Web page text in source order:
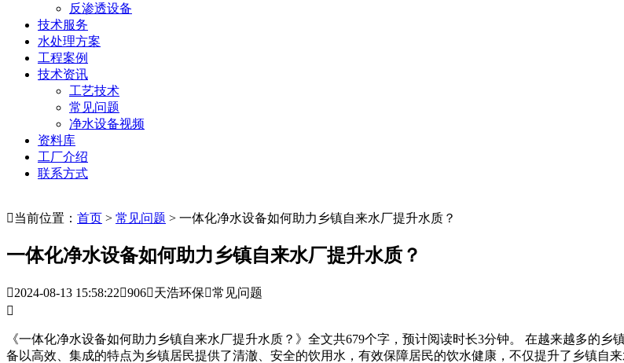
反渗透设备
技术服务
水处理方案
工程案例
技术资讯
工艺技术
常见问题
净水设备视频
资料库
工厂介绍
联系方式
当前位置： 首页 > 常见问题 > 一体化净水设备如何助力乡镇自来水厂提升水质？
一体化净水设备如何助力乡镇自来水厂提升水质？
2024-08-13 15:58:22906天浩环保常见问题

《一体化净水设备如何助力乡镇自来水厂提升水质？》全文共679个字，预计阅读时长3分钟。 在越来越多的
备以高效、集成的特点为乡镇居民提供了清澈、安全的饮用水，有效保障居民的饮水健康，不仅提升了乡镇自